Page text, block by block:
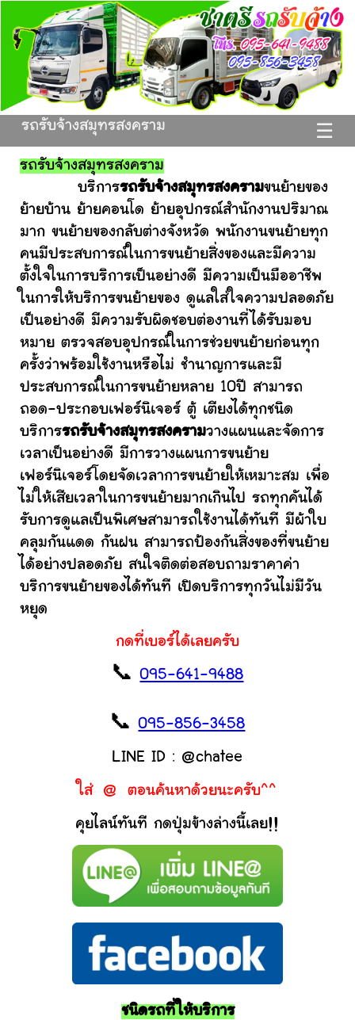
☰
รถรับจ้างสมุทรสงคราม
รถรับจ้างสมุทรสงคราม
บริการรถรับจ้างสมุทรสงครามขนย้ายของ
ย้ายบ้าน ย้ายคอนโด ย้ายอุปกรณ์สำนักงานปริมาณ
มาก ขนย้ายของกลับต่างจังหวัด พนักงานขนย้ายทุก
คนมีประสบการณ์ในการขนย้ายสิ่งของและมีความ
ตั้งใจในการบริการเป็นอย่างดี มีความเป็นมืออาชีพ
ในการให้บริการขนย้ายของ ดูแลใส่ใจความปลอดภัย
เป็นอย่างดี มีความรับผิดชอบต่องานที่ได้รับมอบ
หมาย ตรวจสอบอุปกรณ์ในการช่วยขนย้ายก่อนทุก
ครั้งว่าพร้อมใช้งานหรือไม่ ชำนาญการและมี
ประสบการณ์ในการขนย้ายหลาย 10ปี สามารถ
ถอด-ประกอบเฟอร์นิเจอร์ ตู้ เตียงได้ทุกชนิด
บริการรถรับจ้างสมุทรสงครามวางแผนและจัดการ
เวลาเป็นอย่างดี มีการวางแผนการขนย้าย
เฟอร์นิเจอร์โดยจัดเวลาการขนย้ายให้เหมาะสม เพื่อ
ไม่ให้เสียเวลาในการขนย้ายมากเกินไป รถทุกคันได้
รับการดูแลเป็นพิเศษสามารถใช้งานได้ทันที มีผ้าใบ
คลุมกันแดด กันฝน สามารถป้องกันสิ่งของที่ขนย้าย
ได้อย่างปลอดภัย สนใจติดต่อสอบถามราคาค่า
บริการขนย้ายของได้ทันที เปิดบริการทุกวันไม่มีวัน
หยุด
กดที่เบอร์ได้เลยครับ
📞095-641-9488
📞095-856-3458
LINE ID : @chatee
ใส่ @ ตอนค้นหาด้วยนะครับ^^
คุยไลน์ทันที กดปุ่มข้างล่างนี้เลย!!
ชนิดรถที่ให้บริการ